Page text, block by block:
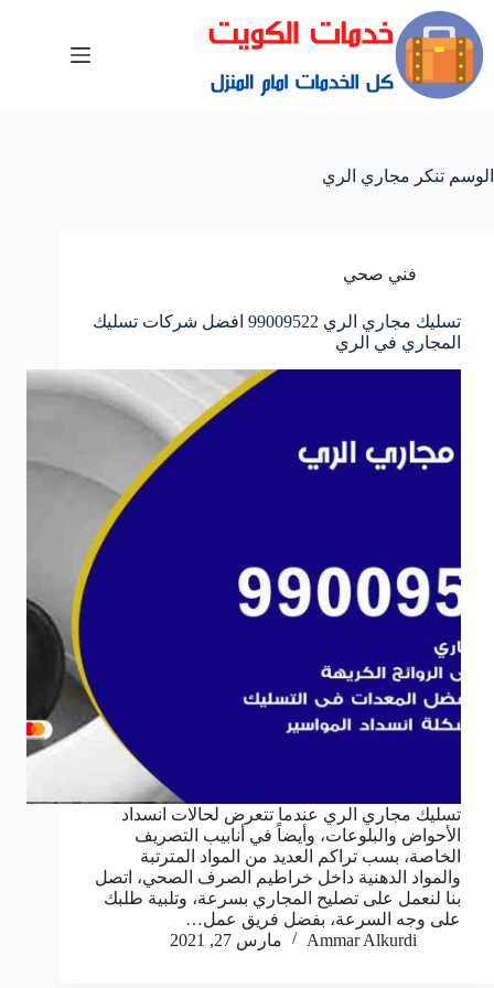
الوسم تنكر مجاري الري
فني صحي
تسليك مجاري الري 99009522 افضل شركات تسليك
المجاري في الري
تسليك مجاري الري عندما تتعرض لحالات انسداد
الأحواض والبلوعات، وأيضاً في أنابيب التصريف
الخاصة، بسب تراكم العديد من المواد المترتبة
والمواد الدهنية داخل خراطيم الصرف الصحي، اتصل
بنا لنعمل على تصليح المجاري بسرعة، وتلبية طلبك
على وجه السرعة، بفضل فريق عمل…
Ammar Alkurdi
مارس 27, 2021